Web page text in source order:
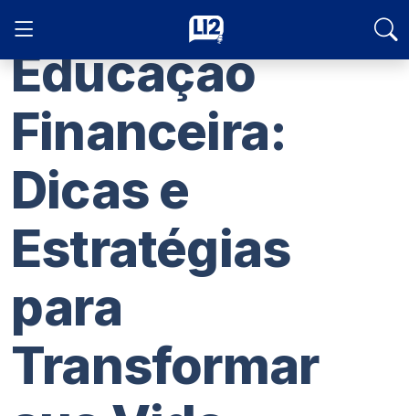
Educação
Financeira:
Dicas e
Estratégias
para
Transformar